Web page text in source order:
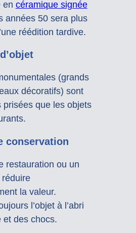
en céramique signée
années 50 sera plus
réédition tardive.
(grands
décoratifs) sont
prisées que les objets
conservation
restauration ou un
la valeur.
l’objet à l’abri
et des chocs.